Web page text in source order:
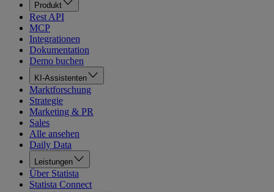
Produkt
Rest API
MCP
Integrationen
Dokumentation
Demo buchen
KI-Assistenten
Marktforschung
Strategie
Marketing & PR
Sales
Alle ansehen
Daily Data
Leistungen
Über Statista
Statista Connect